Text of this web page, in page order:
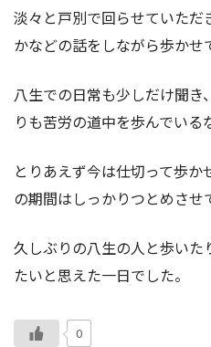
淡々と戸別で回らせていただ
かなどの話をしながら歩かせ
八生での日常も少しだけ聞き
りも苦労の道中を歩んでいる
とりあえず今は仕切って歩
の期間はしっかりつとめさせ
久しぶりの八生の人と歩い
たいと思えた一日でした。
0